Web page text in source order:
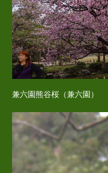
兼六園熊谷桜（兼六園）